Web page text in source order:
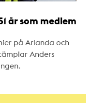
år som medlem
på Arlanda och
Anders